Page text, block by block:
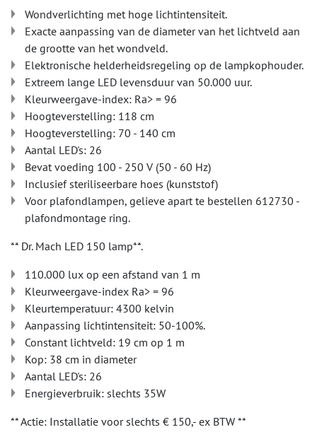
Wondverlichting met hoge lichtintensiteit.
Exacte aanpassing van de diameter van het lichtveld aan
de grootte van het wondveld.
Elektronische helderheidsregeling op de lampkophouder.
Extreem lange LED levensduur van 50.000 uur.
Kleurweergave-index: Ra> = 96
Hoogteverstelling: 118 cm
Hoogteverstelling: 70 - 140 cm
Aantal LED's: 26
Bevat voeding 100 - 250 V (50 - 60 Hz)
Inclusief steriliseerbare hoes (kunststof)
Voor plafondlampen, gelieve apart te bestellen 612730 -
plafondmontage ring.
** Dr. Mach LED 150 lamp**.
110.000 lux op een afstand van 1 m
Kleurweergave-index Ra> = 96
Kleurtemperatuur: 4300 kelvin
Aanpassing lichtintensiteit: 50-100%.
Constant lichtveld: 19 cm op 1 m
Kop: 38 cm in diameter
Aantal LED's: 26
Energieverbruik: slechts 35W
** Actie: Installatie voor slechts € 150,- ex BTW **